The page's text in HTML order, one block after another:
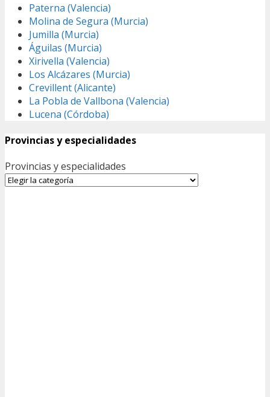
Paterna (Valencia)
Molina de Segura (Murcia)
Jumilla (Murcia)
Águilas (Murcia)
Xirivella (Valencia)
Los Alcázares (Murcia)
Crevillent (Alicante)
La Pobla de Vallbona (Valencia)
Lucena (Córdoba)
Provincias y especialidades
Provincias y especialidades